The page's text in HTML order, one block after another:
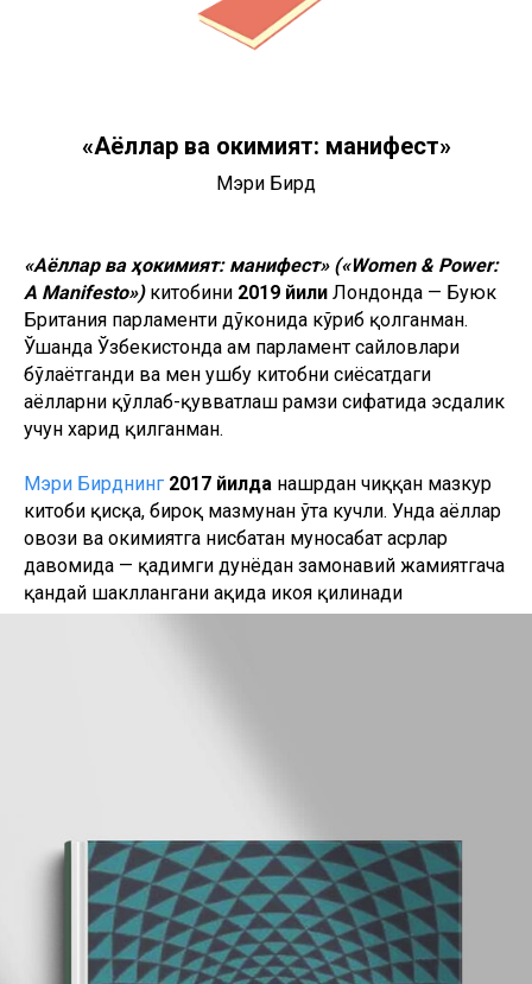
«Аёллар ва ҳокимият: манифест»
Мэри Бирд
«Аёллар ва ҳокимият: манифест» («Women & Power:
A Manifesto»)китобини 2019 йили Лондонда — Буюк
Британия парламенти дўконида кўриб қолганман.
Ўшанда Ўзбекистонда ҳам парламент сайловлари
бўлаётганди ва мен ушбу китобни сиёсатдаги
аёлларни қўллаб-қувватлаш рамзи сифатида эсдалик
учун харид қилганман.
Мэри Бирднинг 2017 йилда нашрдан чиққан мазкур
китоби қисқа, бироқ мазмунан ўта кучли. Унда аёллар
овози ва ҳокимиятга нисбатан муносабат асрлар
давомида — қадимги дунёдан замонавий жамиятгача
қандай шакллангани ҳақида ҳикоя қилинади